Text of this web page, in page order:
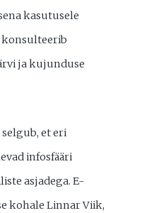
kasutusele
konsulteerib
ja kujunduse
et eri
infosfääri
asjadega. E-
kohale Linnar Viik,